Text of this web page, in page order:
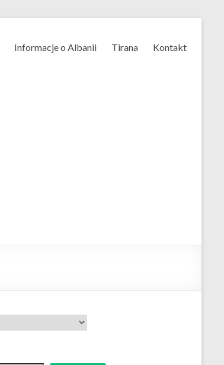
Informacje o Albanii Tirana Kontakt